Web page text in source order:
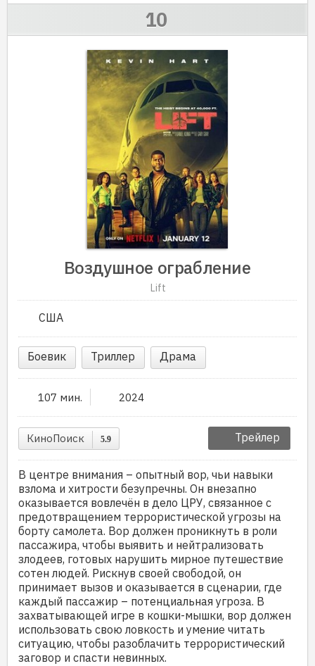
Воздушное ограбление
Lift
США
Боевик Триллер Драма
107 мин. 2024
КиноПоиск 5.9 Трейлер
В центре внимания – опытный вор, чьи навыки
взлома и хитрости безупречны. Он внезапно
оказывается вовлечён в дело ЦРУ, связанное с
предотвращением террористической угрозы на
борту самолета. Вор должен проникнуть в роли
пассажира, чтобы выявить и нейтрализовать
злодеев, готовых нарушить мирное путешествие
сотен людей. Рискнув своей свободой, он
принимает вызов и оказывается в сценарии, где
каждый пассажир – потенциальная угроза. В
захватывающей игре в кошки-мышки, вор должен
использовать свою ловкость и умение читать
ситуацию, чтобы разоблачить террористический
заговор и спасти невинных.